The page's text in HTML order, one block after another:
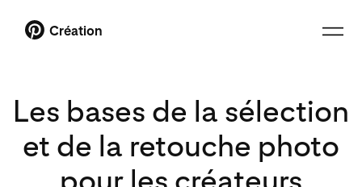
Création
Les bases de la sélection
et de la retouche photo